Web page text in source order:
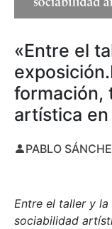
«Entre el
formación,
artística
PABLO
Entre el taller y
sociabilidad